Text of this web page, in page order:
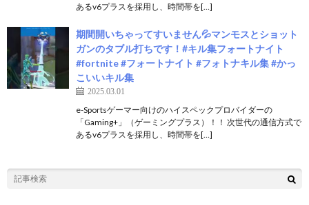
あるv6プラスを採用し、時間帯を[…]
期間開いちゃってすいません💦マンモスとショット
ガンのタブル打ちです！#キル集フォートナイト
#fortnite #フォートナイト #フォトナキル集 #かっ
こいいキル集
2025.03.01
e-Sportsゲーマー向けのハイスペックプロバイダーの
「Gaming+」（ゲーミングプラス）！！ 次世代の通信方式で
あるv6プラスを採用し、時間帯を[…]